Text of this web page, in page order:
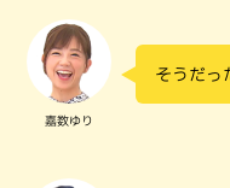
嘉数ゆり
そうだっ